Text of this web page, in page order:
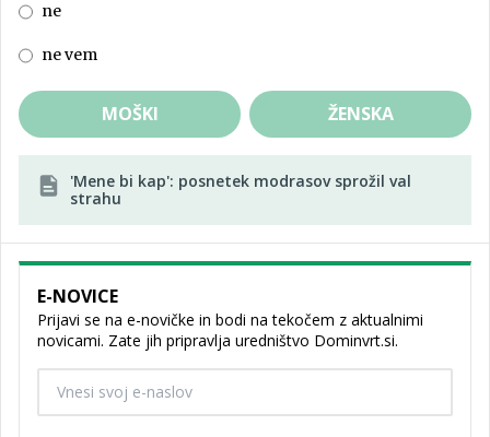
ne
ne vem
MOŠKI ŽENSKA
'Mene bi kap': posnetek modrasov sprožil val
strahu
E-NOVICE
Prijavi se na e-novičke in bodi na tekočem z aktualnimi
novicami. Zate jih pripravlja uredništvo Dominvrt.si.